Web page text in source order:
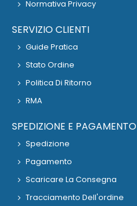
Normativa Privacy
SERVIZIO CLIENTI
Guide Pratica
Stato Ordine
Politica Di Ritorno
RMA
SPEDIZIONE E PAGAMENTO
Spedizione
Pagamento
Scaricare La Consegna
Tracciamento Dell'ordine